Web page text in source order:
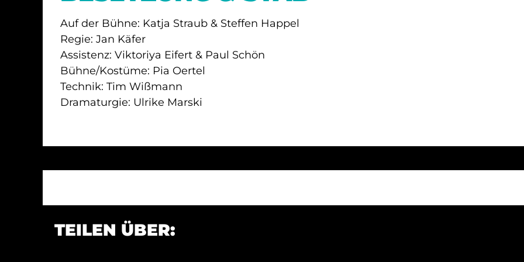
Auf der Bühne: Katja Straub & Steffen Happel
Regie: Jan Käfer
Assistenz: Viktoriya Eifert & Paul Schön
Bühne/Kostüme: Pia Oertel
Technik: Tim Wißmann
Dramaturgie: Ulrike Marski
TEILEN ÜBER: